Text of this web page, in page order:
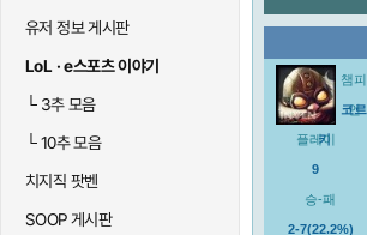
유저 정보 게시판
LoL · e스포츠 이야기
└3추 모음
└10추 모음
치지직 팟벤
SOOP 게시판
챔피
언
코르
키
플레이
9
승-패
2-7(22.2%)